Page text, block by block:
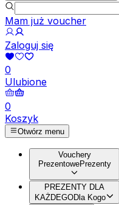
Mam już voucher
Zaloguj się
0
Ulubione
0
Koszyk
Otwórz menu
Vouchery
PrezentowePrezenty
PREZENTY DLA
KAŻDEGODla Kogo